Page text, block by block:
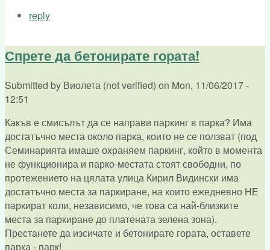
reply
Спрете да бетонирате гората!
Submitted by Виолета (not verified) on Mon, 11/06/2017 -
12:51
Какъв е смисълът да се направи паркинг в парка? Има
достатъчно места около парка, които не се ползват (под
Семинарията имаше охраняем паркинг, който в момента
не функционира и парко-местата стоят свободни, по
протежението на цялата улица Кирил Видински има
достатъчно места за паркиране, на които ежедневно НЕ
паркират коли, независимо, че това са най-близките
места за паркиране до платената зелена зона).
Престанете да изсичате и бетонирате гората, оставете
парка - парк!